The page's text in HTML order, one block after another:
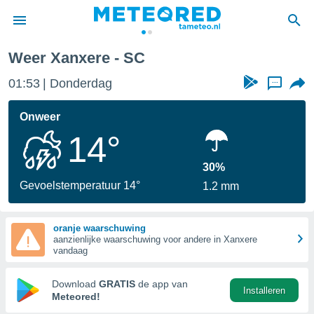
door
verstrekte
hoge
hebt de
voor
op basis
Weer Xanxere - SC
01:53 Donderdag ...
Onweer
14°
Gevoelstemperatuur 14°
30%
1.2 mm
oranje waarschuwing
aanzienlijke waarschuwing voor andere in Xanxere
vandaag
Download GRATIS de app van
Meteored!
Installeren